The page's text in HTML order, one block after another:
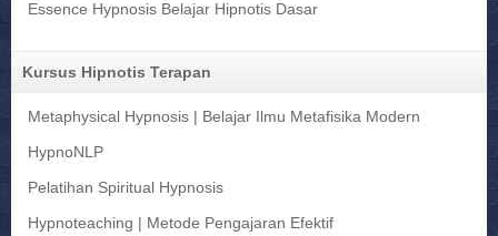
Essence Hypnosis Belajar Hipnotis Dasar
Kursus Hipnotis Terapan
Metaphysical Hypnosis | Belajar Ilmu Metafisika Modern
HypnoNLP
Pelatihan Spiritual Hypnosis
Hypnoteaching | Metode Pengajaran Efektif